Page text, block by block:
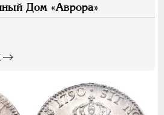
Дом «Аврора»